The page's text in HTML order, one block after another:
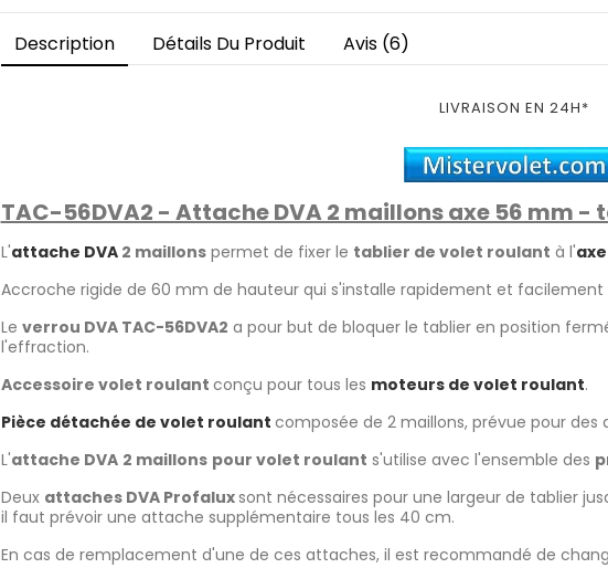
Description Détails Du Produit Avis (6)
LIVRAISON EN 24H*
TAC-56DVA2 - Attache DVA 2 maillons axe 56 mm
L'attache DVA2 maillonspermet de fixer le tablier de volet roulant à l'
Accroche rigide de 60 mm de hauteur qui s'installe rapidement et facilement
Le verrou DVA TAC-56DVA2 a pour but de bloquer le tablier en position
l'effraction.
Accessoire volet roulant conçu pour tous les moteurs de volet roulant.
Pièce détachée de volet roulant composée de 2 maillons, prévue pour des
L'attache DVA 2 maillons pour volet roulant s'utilise avec l'ensemble des
Deux attaches DVA Profaluxsont nécessaires pour une largeur de tablier
il faut prévoir une attache supplémentaire tous les 40 cm.
En cas de remplacement d'une de ces attaches, il est recommandé de